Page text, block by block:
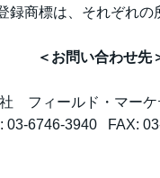
録商標は、それぞれの
＜お問い合わせ先
フィールド・マー
03-6746-3940 FAX: